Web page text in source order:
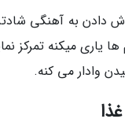
دادن به آهنگی شادتر
یاری میکنه تمرکز
وادار می کنه.